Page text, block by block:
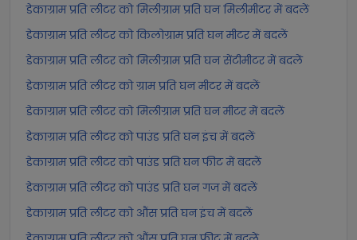
डेकाग्राम प्रति लीटर को मिलीग्राम प्रति घन मिलीमीटर में बदलें
डेकाग्राम प्रति लीटर को किलोग्राम प्रति घन मीटर में बदलें
डेकाग्राम प्रति लीटर को मिलीग्राम प्रति घन सेंटीमीटर में बदलें
डेकाग्राम प्रति लीटर को ग्राम प्रति घन मीटर में बदलें
डेकाग्राम प्रति लीटर को मिलीग्राम प्रति घन मीटर में बदलें
डेकाग्राम प्रति लीटर को पाउंड प्रति घन इंच में बदलें
डेकाग्राम प्रति लीटर को पाउंड प्रति घन फीट में बदलें
डेकाग्राम प्रति लीटर को पाउंड प्रति घन गज में बदलें
डेकाग्राम प्रति लीटर को औंस प्रति घन इंच में बदलें